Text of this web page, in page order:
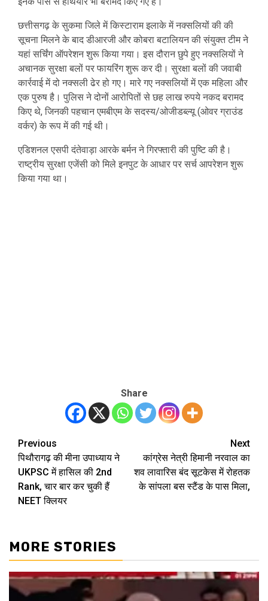
छत्तीसगढ़ के सुकमा जिले में किस्टाराम इलाके में नक्सलियों की की
सूचना मिलने के बाद डीआरजी और कोबरा बटालियन की संयुक्त टीम ने
यहां सर्चिंग ऑपरेशन शुरू किया गया। इस दौरान छुपे हुए नक्सलियों ने
अचानक सुरक्षा बलों पर फायरिंग शुरू कर दी। सुरक्षा बलों की जवाबी
कार्रवाई में दो नक्सली ढेर हो गए। मारे गए नक्सलियों में एक महिला और
एक पुरुष है। पुलिस ने दोनों आरोपितों से छह लाख रुपये नकद बरामद
किए थे, जिनकी पहचान एमबीएम के सदस्य/ओजीडब्ल्यू (ओवर ग्राउंड
वर्कर) के रूप में की गई थी।
एडिशनल एसपी दंतेवाड़ा आरके बर्मन ने गिरफ्तारी की पुष्टि की है।
राष्ट्रीय सुरक्षा एजेंसी को मिले इनपुट के आधार पर सर्च आपरेशन शुरू
किया गया था।
Share
Post
navigation
Previous
पिथौरागढ़ की मीना उपाध्याय ने
UKPSC में हासिल की 2nd
Rank, चार बार कर चुकी हैं
NEET क्लियर
Next
कांग्रेस नेत्री हिमानी नरवाल का
शव लावारिस बंद सूटकेस में रोहतक
के सांपला बस स्टैंड के पास मिला,
MORE STORIES